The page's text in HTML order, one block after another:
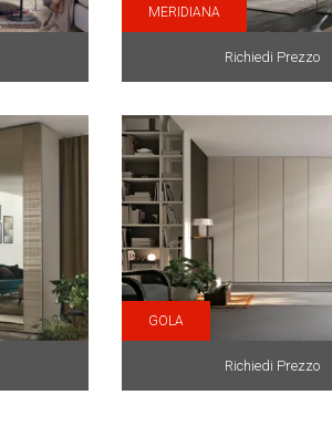
MERIDIANA
Richiedi Prezzo
GOLA
Richiedi Prezzo